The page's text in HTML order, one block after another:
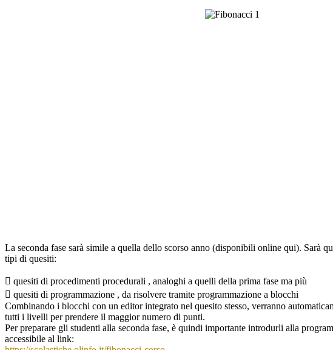
La seconda fase sarà simile a quella dello scorso anno (disponibili online qui). Sarà
tipi di quesiti:
 quesiti di procedimenti procedurali , analoghi a quelli della prima fase ma più
 quesiti di programmazione , da risolvere tramite programmazione a blocchi
Combinando i blocchi con un editor integrato nel quesito stesso, verranno
tutti i livelli per prendere il maggior numero di punti.
Per preparare gli studenti alla seconda fase, è quindi importante introdurli alla
accessibile al link: